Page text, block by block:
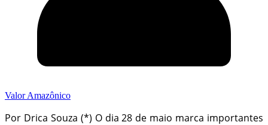
Valor Amazônico
Por Drica Souza (*) O dia 28 de maio marca importantes